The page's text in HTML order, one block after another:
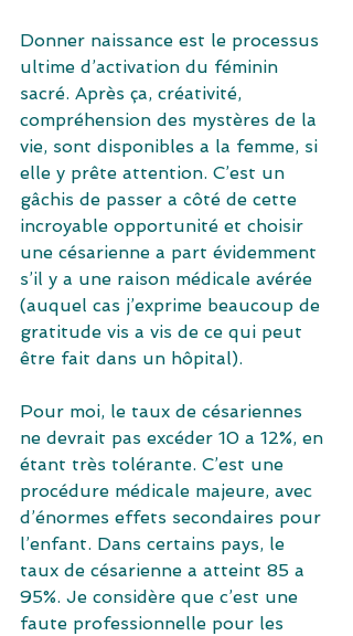
Donner naissance est le processus
ultime d’activation du féminin
sacré. Après ça, créativité,
compréhension des mystères de la
vie, sont disponibles a la femme, si
elle y prête attention. C’est un
gâchis de passer a côté de cette
incroyable opportunité et choisir
une césarienne a part évidemment
s’il y a une raison médicale avérée
(auquel cas j’exprime beaucoup de
gratitude vis a vis de ce qui peut
être fait dans un hôpital).
Pour moi, le taux de césariennes
ne devrait pas excéder 10 a 12%, en
étant très tolérante. C’est une
procédure médicale majeure, avec
d’énormes effets secondaires pour
l’enfant. Dans certains pays, le
taux de césarienne a atteint 85 a
95%. Je considère que c’est une
faute professionnelle pour les